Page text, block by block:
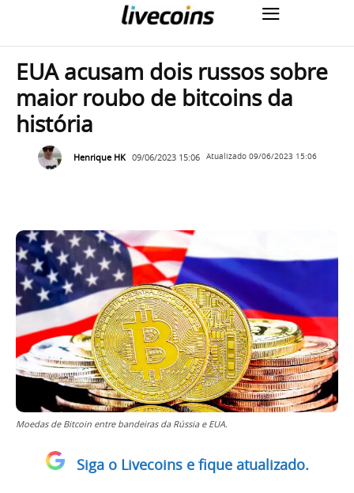
EUA acusam dois russos sobre
maior roubo de bitcoins da
história
Henrique HK 09/06/2023 15:06 Atualizado 09/06/2023 15:06
Moedas de Bitcoin entre bandeiras da Rússia e EUA.
Siga o Livecoins e fique atualizado.